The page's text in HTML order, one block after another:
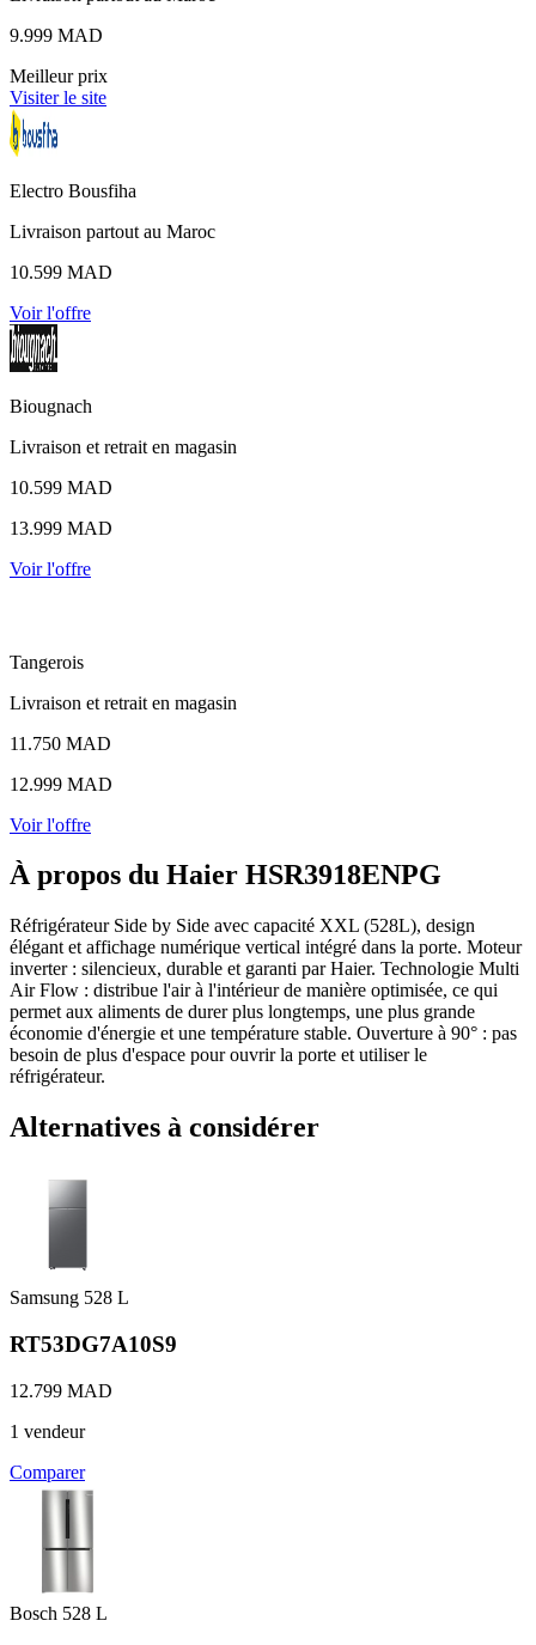
9.999 MAD
Meilleur prix
Visiter le site
Electro Bousfiha
Livraison partout au Maroc
10.599 MAD
Voir l'offre
Biougnach
Livraison et retrait en magasin
10.599 MAD
13.999 MAD
Voir l'offre
Tangerois
Livraison et retrait en magasin
11.750 MAD
12.999 MAD
Voir l'offre
À propos du Haier HSR3918ENPG
Réfrigérateur Side by Side avec capacité XXL (528L), design
élégant et affichage numérique vertical intégré dans la porte. Moteur
inverter : silencieux, durable et garanti par Haier. Technologie Multi
Air Flow : distribue l'air à l'intérieur de manière optimisée, ce qui
permet aux aliments de durer plus longtemps, une plus grande
économie d'énergie et une température stable. Ouverture à 90° : pas
besoin de plus d'espace pour ouvrir la porte et utiliser le
réfrigérateur.
Alternatives à considérer
Samsung 528 L
RT53DG7A10S9
12.799 MAD
1 vendeur
Comparer
Bosch 528 L